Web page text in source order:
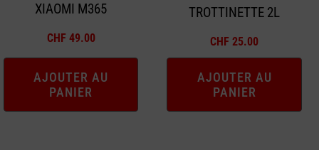
XIAOMI M365
CHF 49.00
AJOUTER AU
PANIER
TROTTINETTE 2L
CHF 25.00
AJOUTER AU
PANIER